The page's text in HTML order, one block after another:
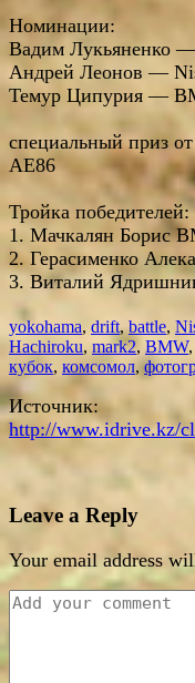
Номинации:
Вадим Лукьяненко
Андрей Леонов —
Темур Ципурия —
специальный приз
AE86
Тройка победителей:
1. Мачкалян Борис
2. Герасименко
3. Виталий
yokohama, drift,battle,
Hachiroku, mark2, BMW,
кубок, комсомол,
Источник:
http://www.idrive.kz/
Leave a Reply
Your email address